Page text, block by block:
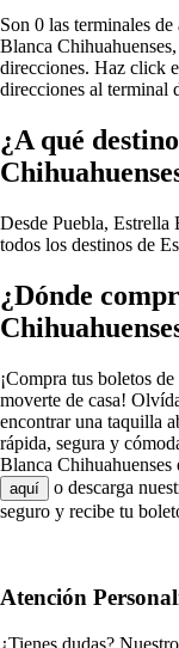
Son 0 las terminales
Blanca
direcciones. Haz click
direcciones al terminal
¿A qué
Desde Puebla, Estrella
todos los destinos de
¿Dónde
¡Compra tus boletos
moverte de casa!
encontrar una taquilla
rápida, segura y
Blanca
aquí
o descarga
seguro y recibe tu
Atención
¿Tienes dudas?